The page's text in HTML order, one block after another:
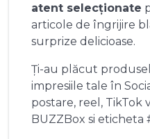
atent selecționate
articole de îngrijire
surprize delicioase.
Ți-au plăcut
impresiile tale în
postare, reel, TikTok
BUZZBox si eticheta